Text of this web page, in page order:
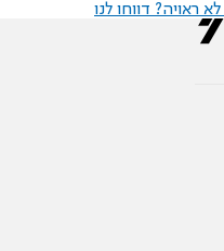
ראויה? דווחו לנו